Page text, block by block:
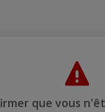
que vous